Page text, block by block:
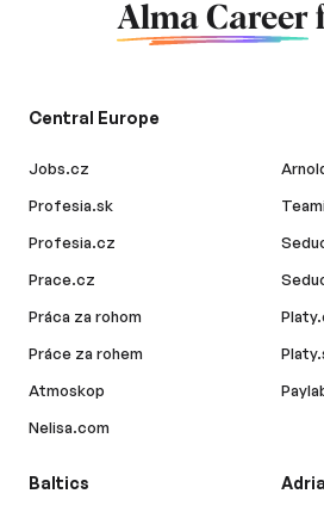
Alma Career
Central Europe
Jobs.cz
Profesia.sk
Profesia.cz
Prace.cz
Práca za rohom
Práce za rohem
Atmoskop
Nelisa.com
Baltics